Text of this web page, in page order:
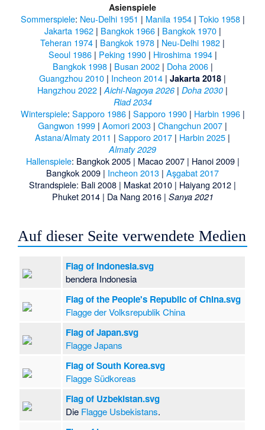
Asienspiele
Sommerspiele: Neu-Delhi 1951 | Manila 1954| Tokio 1958|
Jakarta 1962| Bangkok 1966| Bangkok 1970|
Teheran 1974 | Bangkok 1978 | Neu-Delhi 1982 |
Seoul 1986| Peking 1990| Hiroshima 1994|
Bangkok 1998| Busan 2002| Doha 2006|
Guangzhou 2010 | Incheon 2014 | Jakarta 2018 |
Hangzhou 2022 | Aichi-Nagoya 2026 | Doha 2030 |
Riad 2034
Winterspiele: Sapporo 1986| Sapporo 1990| Harbin 1996|
Gangwon 1999 | Aomori 2003 | Changchun 2007 |
Astana/Almaty 2011 | Sapporo 2017 | Harbin 2025 |
Almaty 2029
Hallenspiele: Bangkok 2005| Macao 2007| Hanoi 2009|
Bangkok 2009 | Incheon 2013 | Aşgabat 2017
Strandspiele: Bali 2008 | Maskat 2010 | Haiyang 2012 |
Phuket 2014| Da Nang 2016| Sanya 2021
Auf dieser Seite verwendete Medien
Flag of Indonesia.svg
bendera Indonesia
Flag of the People's Republic of China.svg
Flagge der Volksrepublik China
Flag of Japan.svg
Flagge Japans
Flag of South Korea.svg
Flagge Südkoreas
Flag of Uzbekistan.svg
Die Flagge Usbekistans.